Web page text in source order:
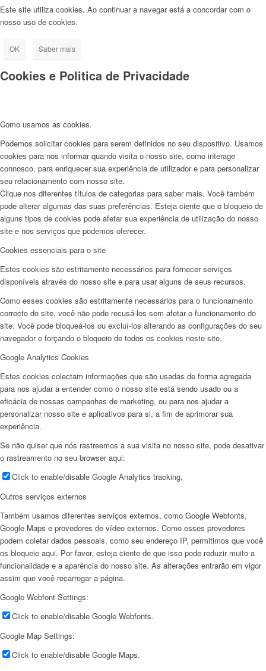
Este site utiliza cookies. Ao continuar a navegar está a concordar com o
nosso uso de cookies.
OK Saber mais
Cookies e Politica de Privacidade
Como usamos as cookies.
Podemos solicitar cookies para serem definidos no seu dispositivo. Usamos
cookies para nos informar quando visita o nosso site, como interage
connosco, para enriquecer sua experiência de utilizador e para personalizar
seu relacionamento com nosso site.
Clique nos diferentes títulos de categorias para saber mais. Você também
pode alterar algumas das suas preferências. Esteja ciente que o bloqueio de
alguns tipos de cookies pode afetar sua experiência de utilização do nosso
site e nos serviços que podemos oferecer.
Cookies essenciais para o site
Estes cookies são estritamente necessários para fornecer serviços
disponíveis através do nosso site e para usar alguns de seus recursos.
Como esses cookies são estritamente necessários para o funcionamento
correcto do site, você não pode recusá-los sem afetar o funcionamento do
site. Você pode bloqueá-los ou excluí-los alterando as configurações do seu
navegador e forçando o bloqueio de todos os cookies neste site.
Google Analytics Cookies
Estes cookies colectam informações que são usadas de forma agregada
para nos ajudar a entender como o nosso site está sendo usado ou a
eficácia de nossas campanhas de marketing, ou para nos ajudar a
personalizar nosso site e aplicativos para si, a fim de aprimorar sua
experiência.
Se não quiser que nós rastreemos a sua visita no nosso site, pode desativar
o rastreamento no seu browser aqui:
Click to enable/disable Google Analytics tracking.
Outros serviços externos
Também usamos diferentes serviços externos, como Google Webfonts,
Google Maps e provedores de vídeo externos. Como esses provedores
podem coletar dados pessoais, como seu endereço IP, permitimos que você
os bloqueie aqui. Por favor, esteja ciente de que isso pode reduzir muito a
funcionalidade e a aparência do nosso site. As alterações entrarão em vigor
assim que você recarregar a página.
Google Webfont Settings:
Click to enable/disable Google Webfonts.
Google Map Settings:
Click to enable/disable Google Maps.